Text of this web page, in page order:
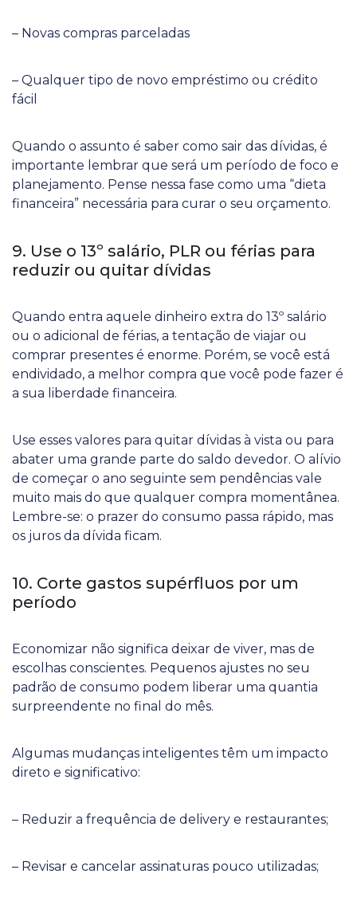
– Novas compras parceladas
– Qualquer tipo de novo empréstimo ou crédito
fácil
Quando o assunto é saber como sair das dívidas, é
importante lembrar que será um período de foco e
planejamento. Pense nessa fase como uma “dieta
financeira” necessária para curar o seu orçamento.
9. Use o 13º salário, PLR ou férias para
reduzir ou quitar dívidas
Quando entra aquele dinheiro extra do 13º salário
ou o adicional de férias, a tentação de viajar ou
comprar presentes é enorme. Porém, se você está
endividado, a melhor compra que você pode fazer é
a sua liberdade financeira.
Use esses valores para quitar dívidas à vista ou para
abater uma grande parte do saldo devedor. O alívio
de começar o ano seguinte sem pendências vale
muito mais do que qualquer compra momentânea.
Lembre-se: o prazer do consumo passa rápido, mas
os juros da dívida ficam.
10. Corte gastos supérfluos por um
período
Economizar não significa deixar de viver, mas de
escolhas conscientes. Pequenos ajustes no seu
padrão de consumo podem liberar uma quantia
surpreendente no final do mês.
Algumas mudanças inteligentes têm um impacto
direto e significativo:
– Reduzir a frequência de delivery e restaurantes;
– Revisar e cancelar assinaturas pouco utilizadas;